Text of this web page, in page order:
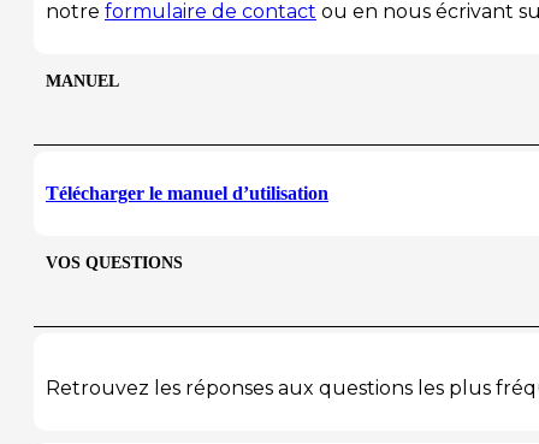
notre formulaire de contact ou en nous écrivant
MANUEL
Télécharger le manuel d’utilisation
VOS QUESTIONS
Retrouvez les réponses aux questions les plus